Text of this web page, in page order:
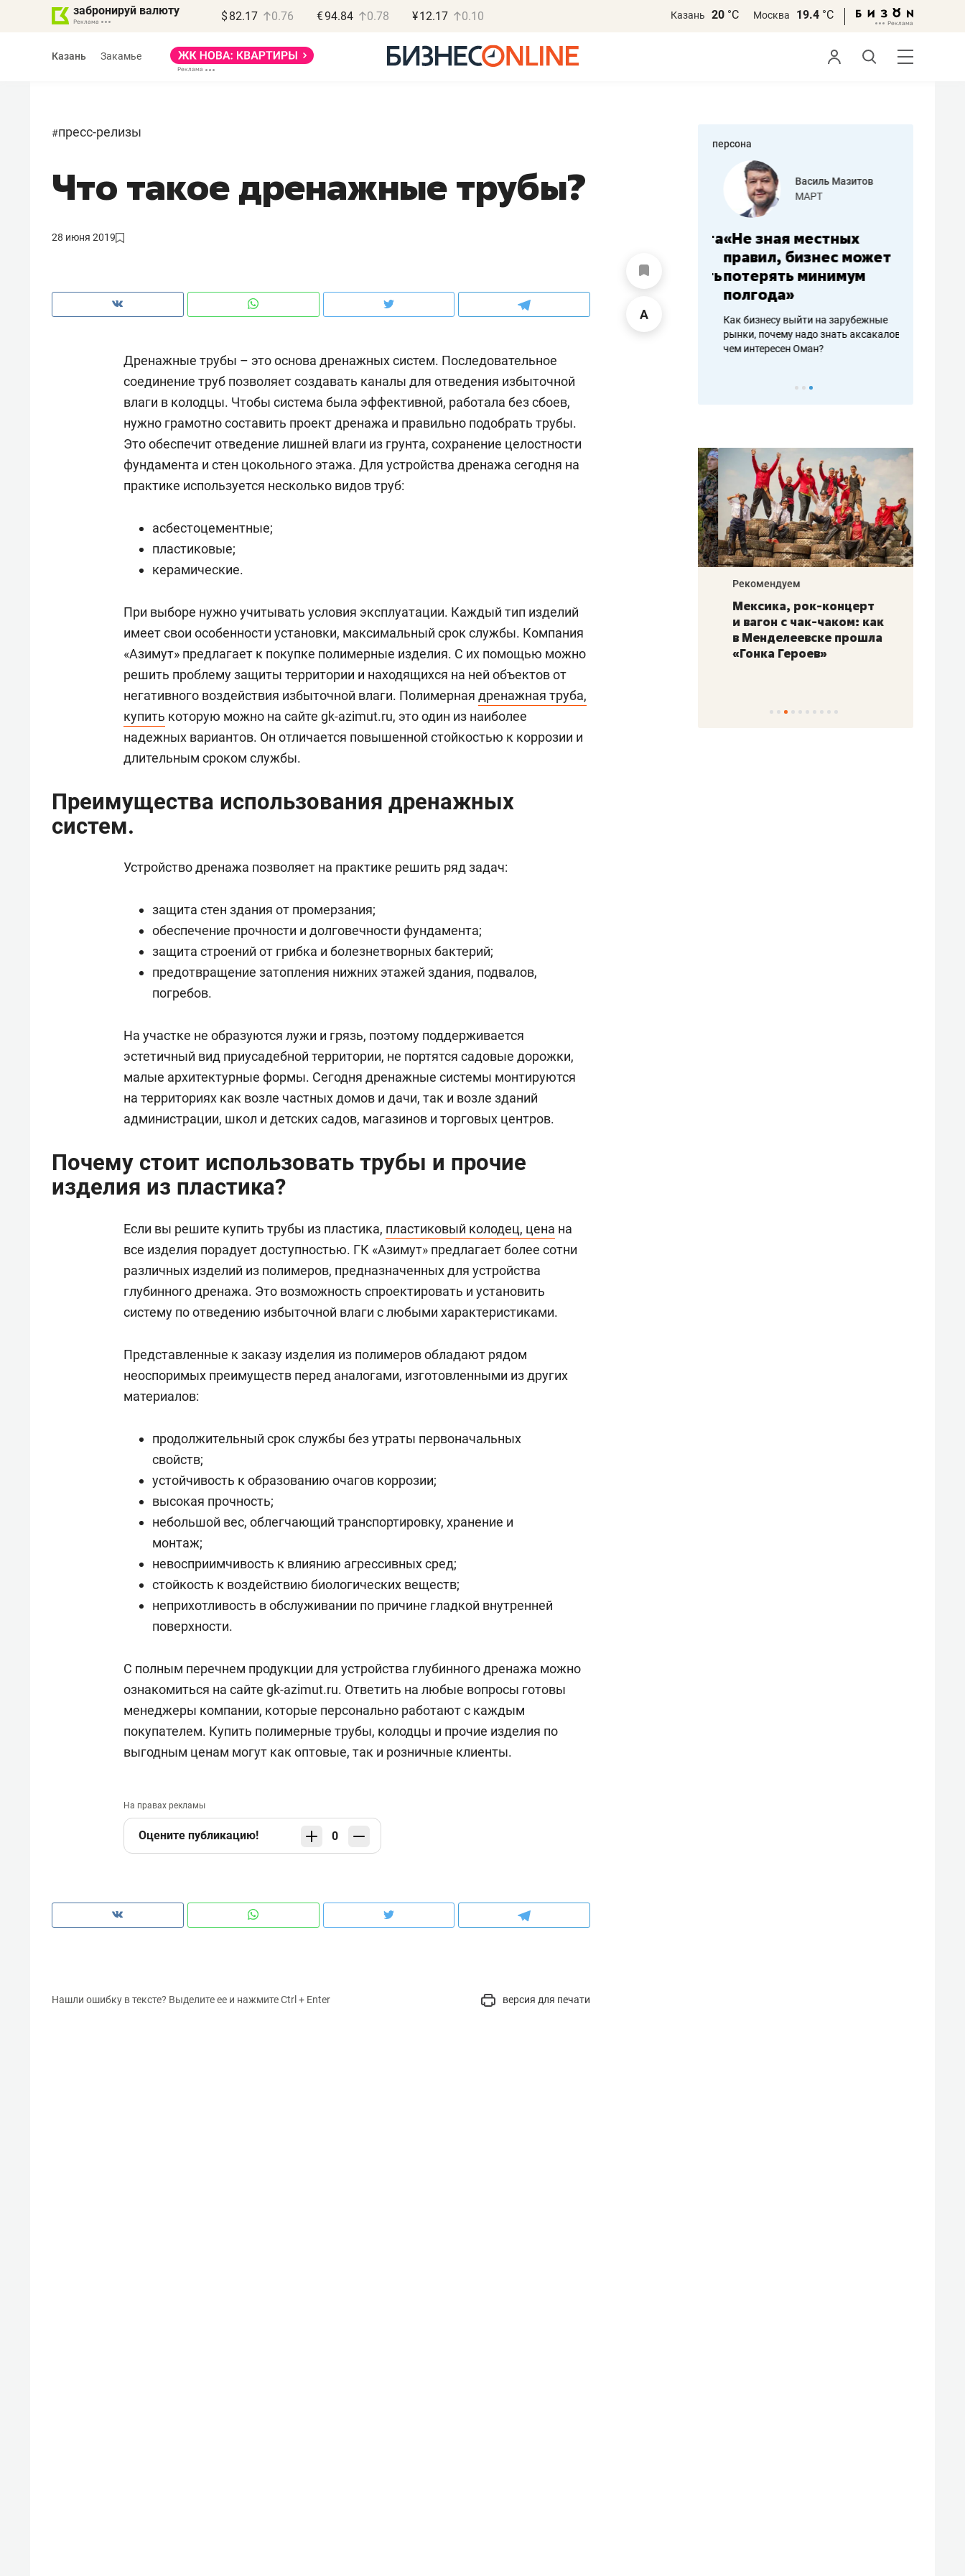
забронируй валюту $ 82.17 0.76 €94.84 0.78 ¥12.17 0.10 Казань 20 °С Москва 19.4 °С
Казань Закамье
#пресс-релизы
Что такое дренажные трубы?
28 июня 2019
Дренажные трубы – это основа дренажных систем. Последовательное
соединение труб позволяет создавать каналы для отведения избыточной
влаги в колодцы. Чтобы система была эффективной, работала без сбоев,
нужно грамотно составить проект дренажа и правильно подобрать трубы.
Это обеспечит отведение лишней влаги из грунта, сохранение целостности
фундамента и стен цокольного этажа. Для устройства дренажа сегодня на
практике используется несколько видов труб:
асбестоцементные;
пластиковые;
керамические.
При выборе нужно учитывать условия эксплуатации. Каждый тип изделий
имеет свои особенности установки, максимальный срок службы. Компания
«Азимут» предлагает к покупке полимерные изделия. С их помощью можно
решить проблему защиты территории и находящихся на ней объектов от
негативного воздействия избыточной влаги. Полимерная дренажная труба,
купить которую можно на сайте gk-azimut.ru, это один из наиболее
надежных вариантов. Он отличается повышенной стойкостью к коррозии и
длительным сроком службы.
Преимущества использования дренажных
систем.
Устройство дренажа позволяет на практике решить ряд задач:
защита стен здания от промерзания;
обеспечение прочности и долговечности фундамента;
защита строений от грибка и болезнетворных бактерий;
предотвращение затопления нижних этажей здания, подвалов,
погребов.
На участке не образуются лужи и грязь, поэтому поддерживается
эстетичный вид приусадебной территории, не портятся садовые дорожки,
малые архитектурные формы. Сегодня дренажные системы монтируются
на территориях как возле частных домов и дачи, так и возле зданий
администрации, школ и детских садов, магазинов и торговых центров.
Почему стоит использовать трубы и прочие
изделия из пластика?
Если вы решите купить трубы из пластика, пластиковый колодец, цена на
все изделия порадует доступностью. ГК «Азимут» предлагает более сотни
различных изделий из полимеров, предназначенных для устройства
глубинного дренажа. Это возможность спроектировать и установить
систему по отведению избыточной влаги с любыми характеристиками.
Представленные к заказу изделия из полимеров обладают рядом
неоспоримых преимуществ перед аналогами, изготовленными из других
материалов:
продолжительный срок службы без утраты первоначальных
свойств;
устойчивость к образованию очагов коррозии;
высокая прочность;
небольшой вес, облегчающий транспортировку, хранение и
монтаж;
невосприимчивость к влиянию агрессивных сред;
стойкость к воздействию биологических веществ;
неприхотливость в обслуживании по причине гладкой внутренней
поверхности.
С полным перечнем продукции для устройства глубинного дренажа можно
ознакомиться на сайте gk-azimut.ru. Ответить на любые вопросы готовы
менеджеры компании, которые персонально работают с каждым
покупателем. Купить полимерные трубы, колодцы и прочие изделия по
выгодным ценам могут как оптовые, так и розничные клиенты.
На правах рекламы
Оцените публикацию! 0
Нашли ошибку в тексте? Выделите ее и нажмите Ctrl + Enter версия для печати
персона
Василь Мазитов
МАРТ
полгода»
Как бизнесу выйти на зарубежные
Роман Ободец
«Готовые решения»
репутацию»
Владелец отделочной фирмы
от болезни, чувствовать
себя живой»
Наследница бизнеса по пошиву
Василь Мазитов
МАРТ
«Не зная местных
правил, бизнес может
потерять минимум
полгода»
Как бизнесу выйти на зарубежные
рынки, почему надо знать аксакалов и
чем интересен Оман?
Как ГК «МИР ГРУПП» и ВТБ
создают оазис жилого
комфорта под Казанью
150 камер до квартиры и Face
ID вместо ключа: какой будет
безопасность в ЖК «Нова»
Опыт выживания в дикой
природе, работа
с ментальным и физическим
состоянием как основа
антихрупких команд
Рекомендуем
Мексика, рок-концерт
и вагон с чак-чаком: как
в Менделеевске прошла
«Гонка Героев»